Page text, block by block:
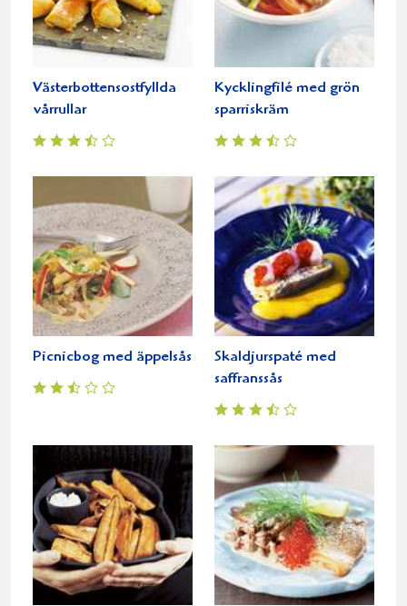
Västerbottensostfyllda
vårrullar
Kycklingfilé med grön
sparriskräm
Picnicbog med äppelsås
Skaldjurspaté med
saffranssås